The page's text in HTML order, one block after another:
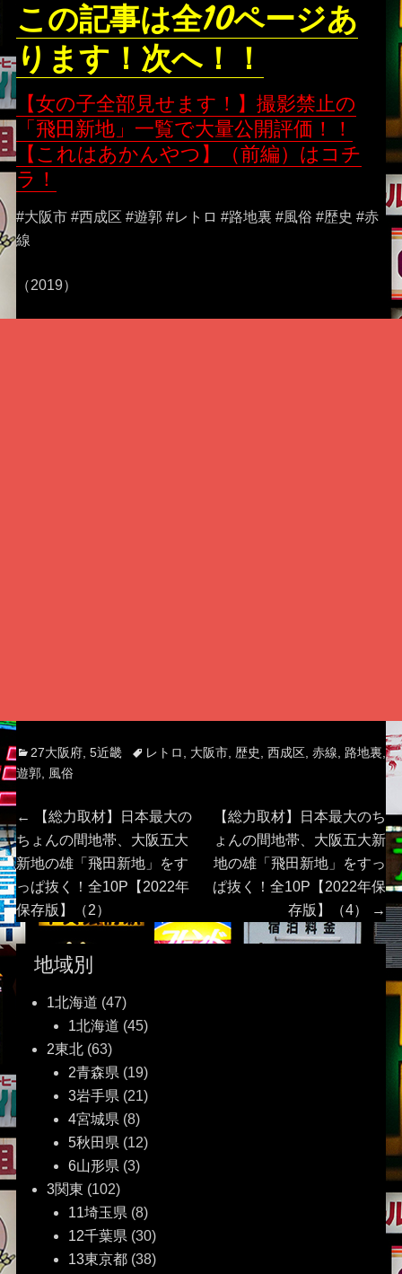
この記事は全10ページあ
ります！次へ！！
【女の子全部見せます！】撮影禁止の
「飛田新地」一覧で大量公開評価！！
【これはあかんやつ】（前編） はコチ
ラ！
#大阪市 #西成区 #遊郭 #レトロ #路地裏 #風俗 #歴史 #赤
線
（2019）
Categories
27大阪府, 5近畿 Tagsレトロ 大阪市, 歴史 西成区, 赤線 路地裏
遊郭, 風俗
投
稿
ナ
ビ
ゲ
シ
ョ
ン
←
Previous
post:
【総力取材】日本最大の
ちょんの間地帯、大阪五大
新地の雄「飛田新地」をす
っぱ抜く！全10P【2022年
保存版】（2）
Next
post:
【総力取材】日本最大のち
ょんの間地帯、大阪五大新
地の雄「飛田新地」をすっ
ぱ抜く！全10P【2022年保
存版】（4）
→
地域別
1北海道 (47)
1北海道 (45)
2東北(63)
2青森県 (19)
3岩手県 (21)
4宮城県 (8)
5秋田県 (12)
6山形県 (3)
3関東 (102)
11埼玉県 (8)
12千葉県 (30)
13東京都(38)